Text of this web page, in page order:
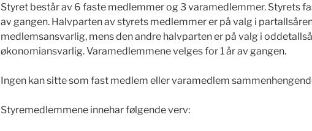
Styret består av 6 faste medlemmer og 3 varamedlemmer. Styrets
av gangen. Halvparten av styrets medlemmer er på valg i
medlemsansvarlig, mens den andre halvparten er på valg i
økonomiansvarlig. Varamedlemmene velges for 1 år av gangen.
Ingen kan sitte som fast medlem eller varamedlem
Styremedlemmene innehar følgende verv: